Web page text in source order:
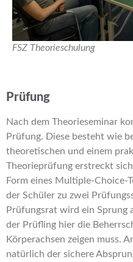
FSZ Theorieschulung
Prüfung
Nach dem Theorieseminar
Prüfung. Diese besteht wie
theoretischen und einem
Theorieprüfung erstreckt
Form eines Multiple-Choice-
der Schüler zu zwei
Prüfungsrat wird ein Sprung
der Prüfling hier die
Körperachsen zeigen muss.
natürlich der sichere